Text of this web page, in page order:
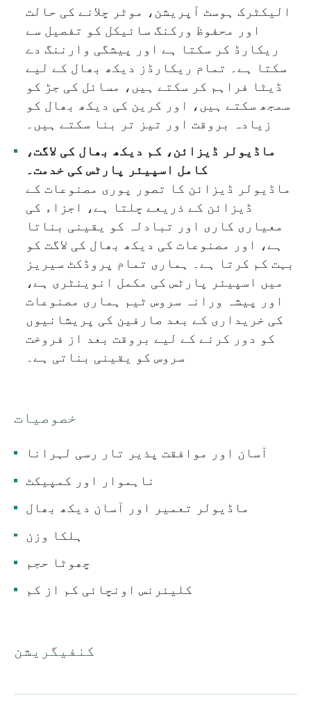
الیکٹرک ہوسٹ آپریشن، موٹر چلانے کی حالت
اور محفوظ ورکنگ سائیکل کو تفصیل سے
ریکارڈ کر سکتا ہے اور پیشگی وارننگ دے
سکتا ہے۔ تمام ریکارڈز دیکھ بھال کے لیے
ڈیٹا فراہم کر سکتے ہیں، مسائل کی جڑ کو
سمجھ سکتے ہیں، اور کرین کی دیکھ بھال کو
زیادہ بروقت اور تیز تر بنا سکتے ہیں۔
ماڈیولر ڈیزائن، کم دیکھ بھال کی لاگت،
کامل اسپیئر پارٹس کی خدمت۔
ماڈیولر ڈیزائن کا تصور پوری مصنوعات کے
ڈیزائن کے ذریعے چلتا ہے، اجزاء کی
معیاری کاری اور تبادلہ کو یقینی بناتا
ہے، اور مصنوعات کی دیکھ بھال کی لاگت کو
بہت کم کرتا ہے۔ ہماری تمام پروڈکٹ سیریز
میں اسپیئر پارٹس کی مکمل انوینٹری ہے،
اور پیشہ ورانہ سروس ٹیم ہماری مصنوعات
کی خریداری کے بعد صارفین کی پریشانیوں
کو دور کرنے کے لیے بروقت بعد از فروخت
سروس کو یقینی بناتی ہے۔
خصوصیات
آسان اور موافقت پذیر تار رسی لہرانا
ناہموار اور کمپیکٹ
ماڈیولر تعمیر اور آسان دیکھ بھال
ہلکا وزن
چھوٹا حجم
کلیئرنس اونچائی کم از کم
کنفیگریشن